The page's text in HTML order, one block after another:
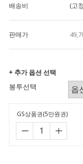
배송비 (고
판매가
+ 추가 옵션 선택
봉투선택
GS상품권(5만원권)